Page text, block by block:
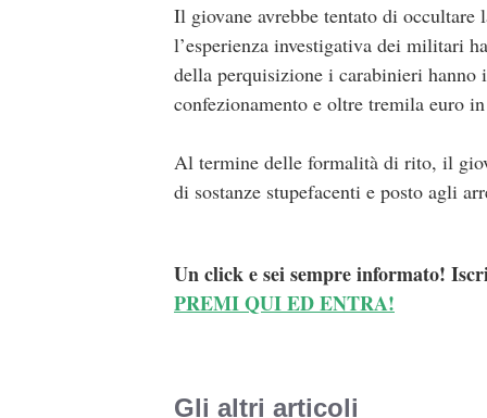
Il giovane avrebbe tentato di
l’esperienza investigativa dei militari
della perquisizione i carabinieri
confezionamento e oltre tremila euro
Al termine delle formalità di rito, il
di sostanze stupefacenti e posto agli
Un click e sei sempre informato!
PREMI QUI ED ENTRA!
Gli altri articoli